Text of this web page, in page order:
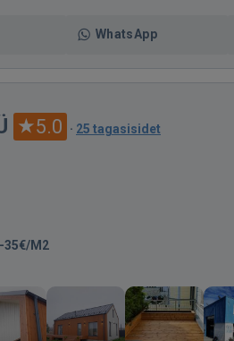
WhatsApp
5.0 · 25 tagasisidet
35€/M2